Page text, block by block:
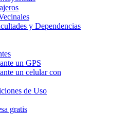
y Dependencias
un GPS
un celular con
de Uso
gratis